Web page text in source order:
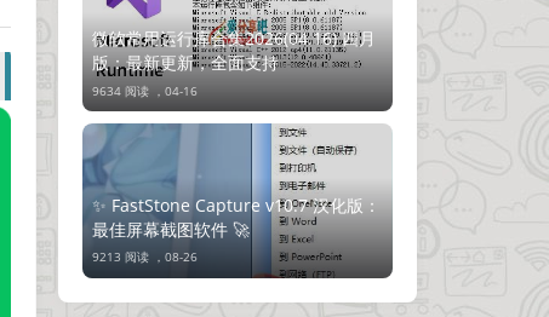
微软常用运行库合集2026(04.16) 四月
版：最新更新，全面支持
9634 阅读 ， 04-16
✨ FastStone Capture v10.7 汉化版：
最佳屏幕截图软件 🚀
9213 阅读 ， 08-26